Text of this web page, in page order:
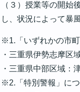
（３）授業等の開
し、状況によって暴
※1.「いずれかの市
・三重県伊勢志摩区
・三重県中部区域：
※2.「特別警報」に